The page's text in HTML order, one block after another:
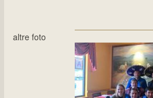
altre foto